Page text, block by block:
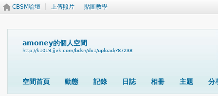
CBSM論壇 上傳照片 貼圖教學
amoney的個人空間
http://k1019.jjvk.com/bdsn/dx1/upload/?87238
空間首頁 動態 記錄 日誌 相冊 主題 分